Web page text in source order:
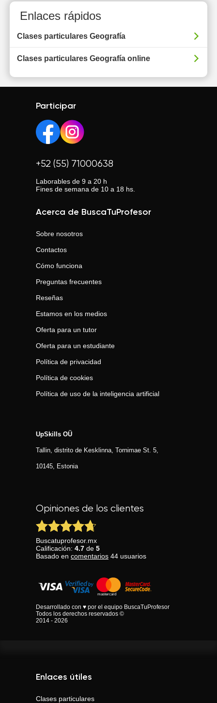
Enlaces rápidos
Clases particulares Geografía
Clases particulares Geografía online
Participar
+52 (55) 71000638
Laborables de 9 a 20 h
Fines de semana de 10 a 18 hs.
Acerca de BuscaTuProfesor
Sobre nosotros
Contactos
Cómo funciona
Preguntas frecuentes
Reseñas
Estamos en los medios
Oferta para un tutor
Oferta para un estudiante
Política de privacidad
Política de cookies
Política de uso de la inteligencia artificial
UpSkills OÜ
Tallin, distrito de Kesklinna, Tornimаe St. 5,
10145, Estonia
Opiniones de los clientes
Buscatuprofesor.mx
Calificación: 4.7 de 5
Basado en comentarios 44 usuarios
Desarrollado con ♥ por el equipo BuscaTuProfesor
Todos los derechos reservados ©
2014 - 2026
Enlaces útiles
Clases particulares